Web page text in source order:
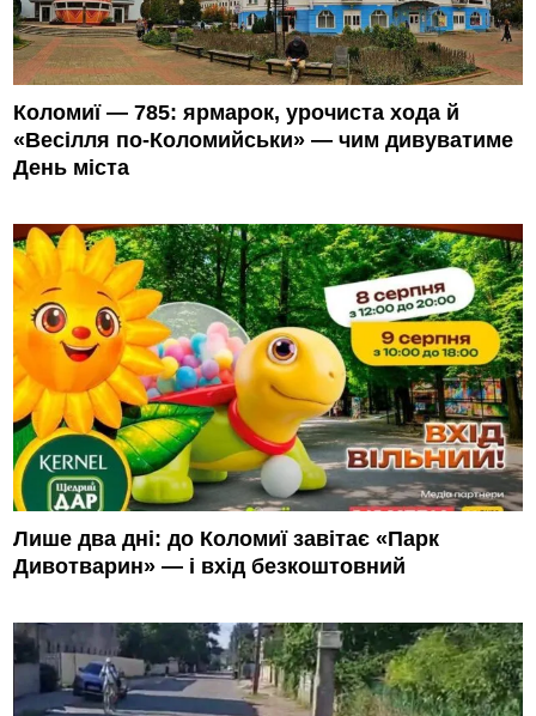
Коломиї — 785: ярмарок, урочиста хода й
«Весілля по-Коломийськи» — чим дивуватиме
День міста
Лише два дні: до Коломиї завітає «Парк
Дивотварин» — і вхід безкоштовний